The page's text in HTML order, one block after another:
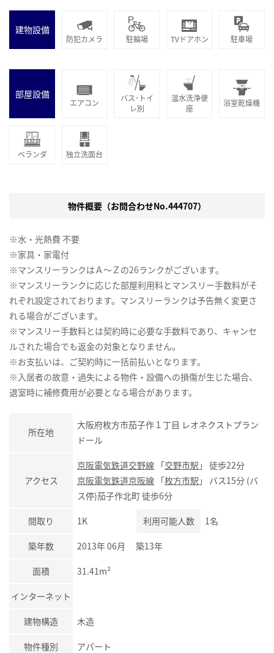
建物設備
防犯カメラ 駐輪場 TVドアホン 駐車場
部屋設備
エアコン
バス･トイ
レ別
温水洗浄便
座
浴室乾燥機
ベランダ 独立洗面台
物件概要（お問合わせNo.444707）
※水・光熱費 不要
※家具・家電付
※マンスリーランクはＡ～Ｚの26ランクがございます。
※マンスリーランクに応じた部屋利用料とマンスリー手数料がそ
れぞれ設定されております。マンスリーランクは予告無く変更さ
れる場合がございます。
※マンスリー手数料とは契約時に必要な手数料であり、キャンセ
ルされた場合でも返金の対象となりません。
※お支払いは、ご契約時に一括前払いとなります。
※入居者の故意・過失による物件・設備への損傷が生じた場合、
退室時に補修費用が必要となる場合があります。
所在地
大阪府枚方市茄子作１丁目 レオネクストプラン
ドール
アクセス
京阪電気鉄道交野線 「交野市駅 」 徒歩22分
京阪電気鉄道京阪線 「枚方市駅 」 バス15分 (バ
ス停)茄子作北町 徒歩6分
間取り 1K 利用可能人数 1名
築年数 2013年 06月 築13年
面積 31.41m²
インターネット
建物構造 木造
物件種別 アパート